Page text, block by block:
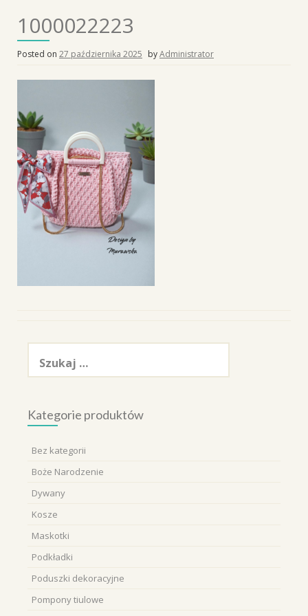
1000022223
Posted on 27 października 2025 byAdministrator
Szukaj:
Kategorie produktów
Bez kategorii
Boże Narodzenie
Dywany
Kosze
Maskotki
Podkładki
Poduszki dekoracyjne
Pompony tiulowe